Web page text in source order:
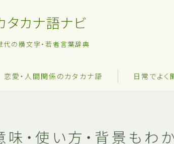
タカナ語ナビ
代の横文字・若者言葉辞典
恋愛・人間関係のカタカナ語 日常でよく
味・使い方・背景もわ